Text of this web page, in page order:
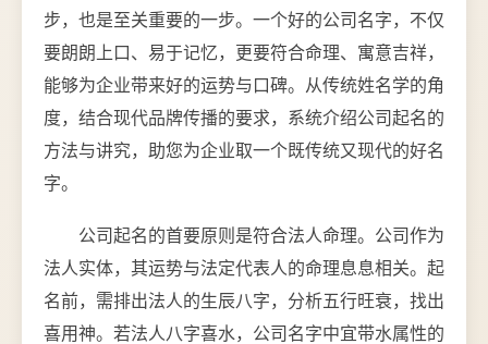
步，也是至关重要的一步。一个好的公司名字，不仅
要朗朗上口、易于记忆，更要符合命理、寓意吉祥，
能够为企业带来好的运势与口碑。从传统姓名学的角
度，结合现代品牌传播的要求，系统介绍公司起名的
方法与讲究，助您为企业取一个既传统又现代的好名
字。
公司起名的首要原则是符合法人命理。公司作为
法人实体，其运势与法定代表人的命理息息相关。起
名前，需排出法人的生辰八字，分析五行旺衰，找出
喜用神。若法人八字喜水，公司名字中宜带水属性的